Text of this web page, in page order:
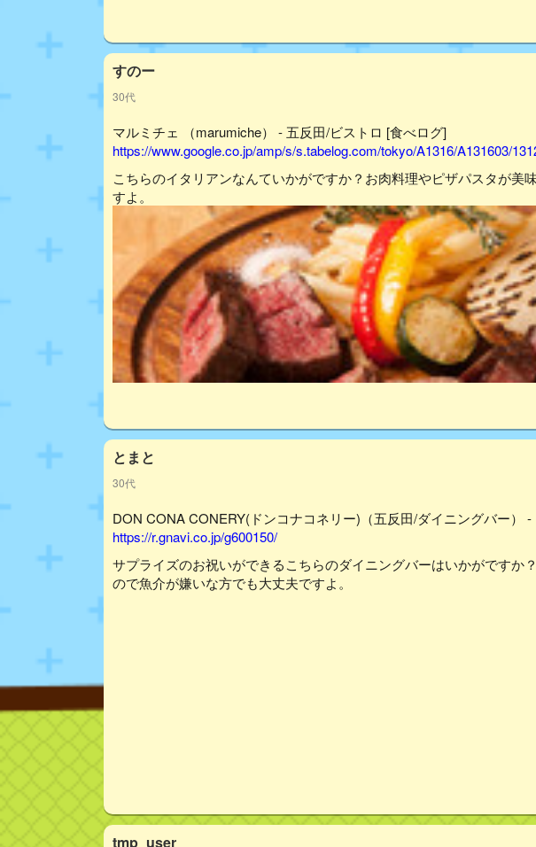
すのー
30代
マルミチェ （marumiche） - 五反田/ビストロ [食べログ]
https://www.google.co.jp/amp/s/s.tabelog.com/tokyo/A1316/A131603/
こちらのイタリアンなんていかがですか？お肉料理やピザパスタが美
すよ。
とまと
30代
DON CONA CONERY(ドンコナコネリー)（五反田/ダイニングバー） -
https://r.gnavi.co.jp/g600150/
サプライズのお祝いができるこちらのダイニングバーはいかがですか
ので魚介が嫌いな方でも大丈夫ですよ。
tmp_user